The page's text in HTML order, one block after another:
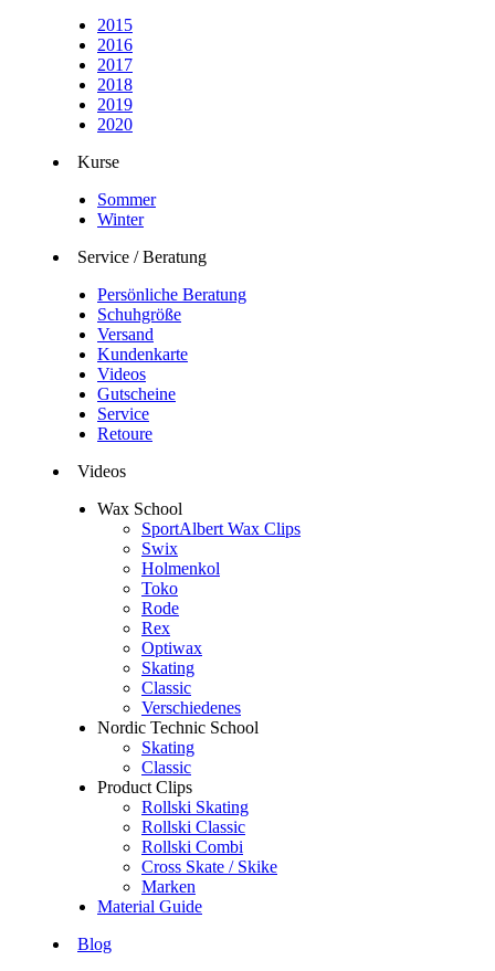
2015
2016
2017
2018
2019
2020
Kurse
Sommer
Winter
Service / Beratung
Persönliche Beratung
Schuhgröße
Versand
Kundenkarte
Videos
Gutscheine
Service
Retoure
Videos
Wax School
SportAlbert Wax Clips
Swix
Holmenkol
Toko
Rode
Rex
Optiwax
Skating
Classic
Verschiedenes
Nordic Technic School
Skating
Classic
Product Clips
Rollski Skating
Rollski Classic
Rollski Combi
Cross Skate / Skike
Marken
Material Guide
Blog